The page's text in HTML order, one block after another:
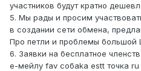
участников будут кратно
5. Мы рады и просим
в создании сети обмена,
Про петли и проблемы большой
6. Заявки на бесплатное
е-мейлу fav собаkа estt точка ru